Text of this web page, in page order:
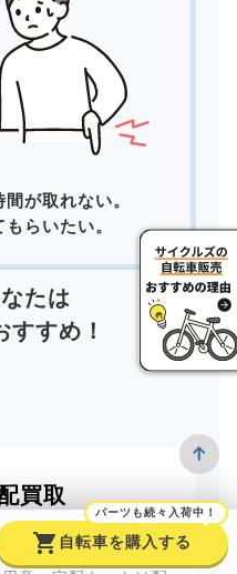
が取れない。
らいたい。
たは
すすめ！
買取
る「宅配買取」。配
shopping_cart
パーツも続々入荷中！
自転車を購入する